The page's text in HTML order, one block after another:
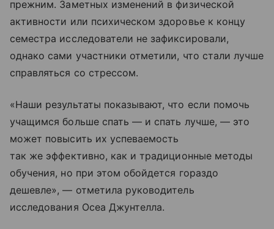
прежним. Заметных изменений в физической
активности или психическом здоровье к концу
семестра исследователи не зафиксировали,
однако сами участники отметили, что стали лучше
справляться со стрессом.
«Наши результаты показывают, что если помочь
учащимся больше спать — и спать лучше, — это
может повысить их успеваемость
так же эффективно, как и традиционные методы
обучения, но при этом обойдется гораздо
дешевле», — отметила руководитель
исследования Осеа Джунтелла.